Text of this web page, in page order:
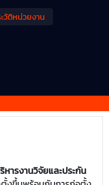
วัติหน่วยงาน
ารงานวิจัยและประกัน